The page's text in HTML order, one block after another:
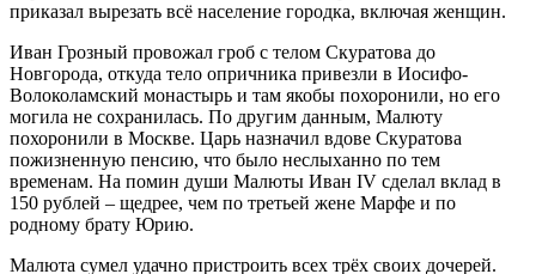
приказал вырезать всё население городка, включая женщин.
Иван Грозный провожал гроб с телом Скуратова до
Новгорода, откуда тело опричника привезли в Иосифо-
Волоколамский монастырь и там якобы похоронили, но его
могила не сохранилась. По другим данным, Малюту
похоронили в Москве. Царь назначил вдове Скуратова
пожизненную пенсию, что было неслыханно по тем
временам. На помин души Малюты Иван IV сделал вклад в
150 рублей – щедрее, чем по третьей жене Марфе и по
родному брату Юрию.
Малюта сумел удачно пристроить всех трёх своих дочерей.